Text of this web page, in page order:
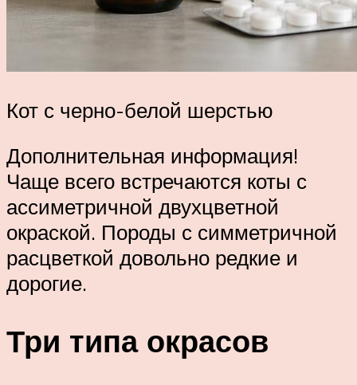
Кот с черно-белой шерстью
Дополнительная информация!
Чаще всего встречаются коты с
ассиметричной двухцветной
окраской. Породы с симметричной
расцветкой довольно редкие и
дорогие.
Три типа окрасов